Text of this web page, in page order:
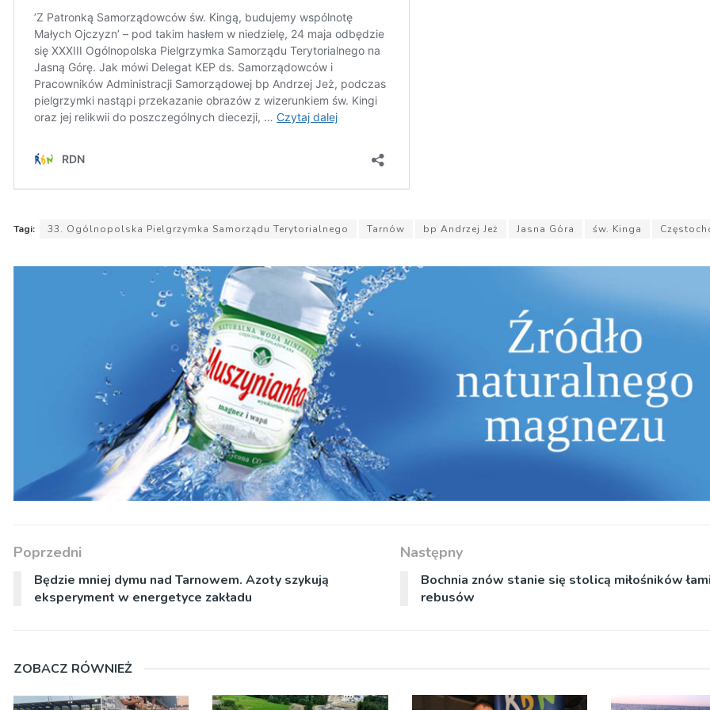
Tagi: 33. Ogólnopolska Pielgrzymka Samorządu Terytorialnego Tarnów bp Andrzej Jeż Jasna Góra św. Kinga
Poprzedni
Będzie mniej dymu nad Tarnowem. Azoty szykują
eksperyment w energetyce zakładu
Następny
Bochnia znów stanie się stolicą miłośników
rebusów
ZOBACZ RÓWNIEŻ